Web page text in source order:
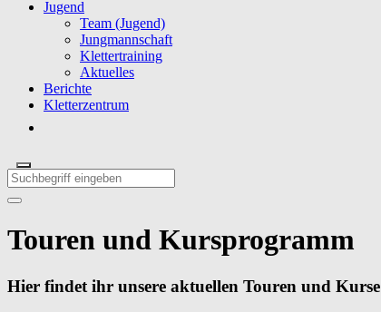
Jugend
Team (Jugend)
Jungmannschaft
Klettertraining
Aktuelles
Berichte
Kletterzentrum
Touren und Kursprogramm
Hier findet ihr unsere aktuellen Touren und Kurse